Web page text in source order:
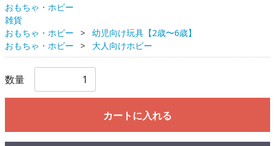
おもちゃ・ホビー
雑貨
おもちゃ・ホビー
幼児向け玩具【2歳〜6歳】
おもちゃ・ホビー
大人向けホビー
数量
カートに入れる